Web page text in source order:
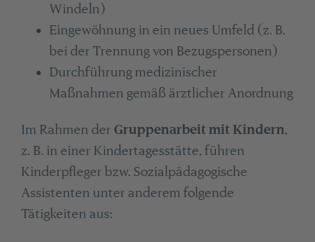
Windeln)
Eingewöhnung in ein neues Umfeld (z. B.
bei der Trennung von Bezugspersonen)
Durchführung medizinischer
Maßnahmen gemäß ärztlicher Anordnung
Im Rahmen derGruppenarbeit mit Kindern,
z. B. in einer Kindertagesstätte, führen
Kinderpfleger bzw. Sozialpädagogische
Assistenten unter anderem folgende
Tätigkeiten aus: